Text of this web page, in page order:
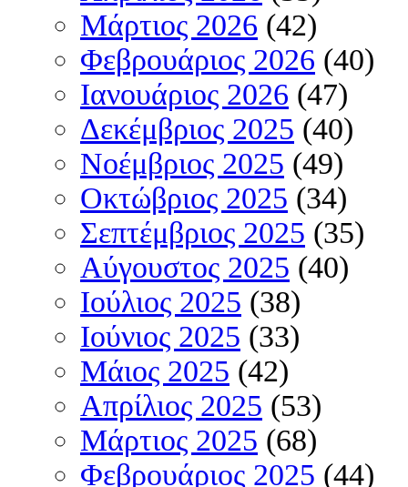
Μάρτιος 2026 (42)
Φεβρουάριος 2026 (40)
Ιανουάριος 2026 (47)
Δεκέμβριος 2025 (40)
Νοέμβριος 2025 (49)
Οκτώβριος 2025 (34)
Σεπτέμβριος 2025 (35)
Αύγουστος 2025 (40)
Ιούλιος 2025 (38)
Ιούνιος 2025 (33)
Μάιος 2025 (42)
Απρίλιος 2025 (53)
Μάρτιος 2025 (68)
Φεβρουάριος 2025 (44)